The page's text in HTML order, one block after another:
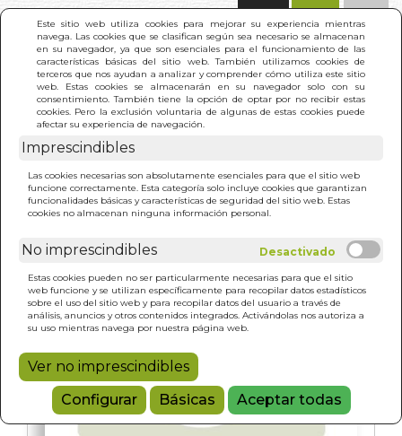
Este sitio web utiliza cookies para mejorar su experiencia mientras
navega. Las cookies que se clasifican según sea necesario se almacenan
en su navegador, ya que son esenciales para el funcionamiento de las
características básicas del sitio web. También utilizamos cookies de
terceros que nos ayudan a analizar y comprender cómo utiliza este sitio
web. Estas cookies se almacenarán en su navegador solo con su
consentimiento. También tiene la opción de optar por no recibir estas
cookies. Pero la exclusión voluntaria de algunas de estas cookies puede
afectar su experiencia de navegación.
Imprescindibles
Las cookies necesarias son absolutamente esenciales para que el sitio web
funcione correctamente. Esta categoría solo incluye cookies que garantizan
funcionalidades básicas y características de seguridad del sitio web. Estas
cookies no almacenan ninguna información personal.
No imprescindibles
Estas cookies pueden no ser particularmente necesarias para que el sitio
web funcione y se utilizan específicamente para recopilar datos estadísticos
sobre el uso del sitio web y para recopilar datos del usuario a través de
análisis, anuncios y otros contenidos integrados. Activándolas nos autoriza a
su uso mientras navega por nuestra página web.
Ver no imprescindibles
Configurar
Básicas Aceptar todas
INICIO > DOLOR DE ESPALDA. TRAT.NAT.